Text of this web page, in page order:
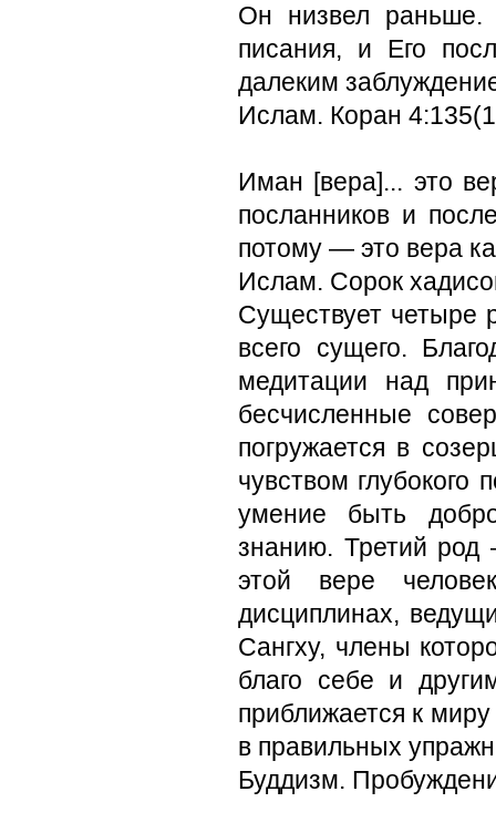
Он низвел
писания, и Его
далеким
Ислам. Коран
Иман [вера]... это
посланников и
потому — это вера
Ислам. Сорок
Существует четыре
всего сущего.
медитации над
бесчисленные
погружается в
чувством глубокого
умение быть
знанию. Третий род
этой вере
дисциплинах,
Сангху, члены
благо себе и
приближается к
в правильных
Буддизм.